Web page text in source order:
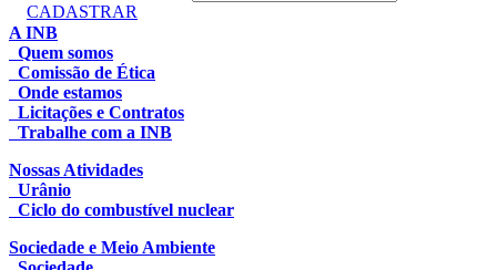
CADASTRAR
A INB
Quem somos
Comissão de Ética
Onde estamos
Licitações e Contratos
Trabalhe com a INB
Nossas Atividades
Urânio
Ciclo do combustível nuclear
Sociedade e Meio Ambiente